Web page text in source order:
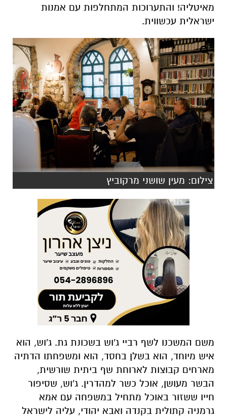
מאיטליה! והתערוכות המתחלפות עם אמנות
ישראלית עכשווית.
צילום: מעין שושני מרקוביץ
משם המשכנו לשף רביי ג'וש בשכונת גת. ג'וש, הוא
איש מיוחד, הוא בשלן בחסד, הוא ומשפחתו הדתיה
מארחים קבוצות לארוחת שף ביתית שורשית,
הבשר מעושן, אוכל כשר למהדרין. ג'וש, שסיפור
חייו ששזור באוכל מתחיל במשפחה עם אמא
גרמניה קתולית בקנדה ואבא יהודי, עליה לישראל